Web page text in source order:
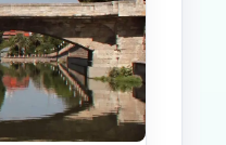
intermedias